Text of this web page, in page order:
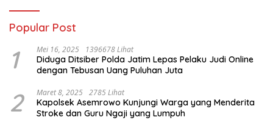
Popular Post
1 Mei 16, 2025 1396678 Lihat
Diduga Ditsiber Polda Jatim Lepas Pelaku Judi Online
dengan Tebusan Uang Puluhan Juta
2 Maret 8, 2025 2785 Lihat
Kapolsek Asemrowo Kunjungi Warga yang Menderita
Stroke dan Guru Ngaji yang Lumpuh